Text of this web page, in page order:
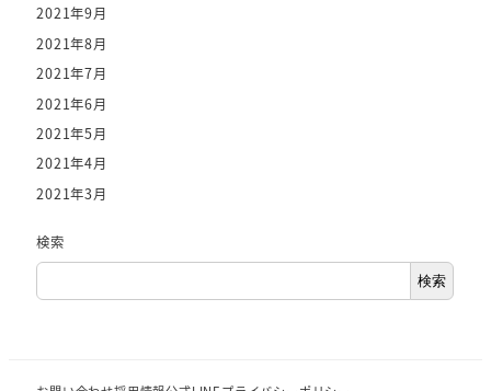
2021年9月
2021年8月
2021年7月
2021年6月
2021年5月
2021年4月
2021年3月
検索
検索